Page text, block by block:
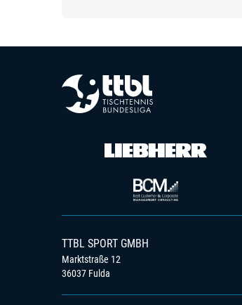
TTBL SPORT GMBH
Marktstraße 12
36037 Fulda